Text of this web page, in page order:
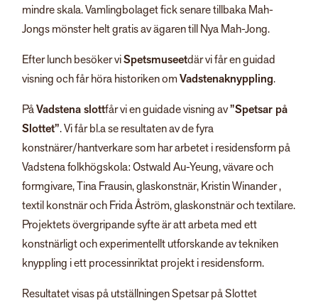
mindre skala. Vamlingbolaget fick senare tillbaka Mah-
Jongs mönster helt gratis av ägaren till Nya Mah-Jong.
Efter lunch besöker viSpetsmuseetdär vi får en guidad
visning och får höra historiken omVadstenaknyppling.
PåVadstena slottfår vi en guidade visning av”Spetsar på
Slottet”. Vi får bl.a se resultaten av de fyra
konstnärer/hantverkare som har arbetet i residensform på
Vadstena folkhögskola: Ostwald Au-Yeung, vävare och
formgivare, Tina Frausin, glaskonstnär, Kristin Winander ,
textil konstnär och Frida Åström, glaskonstnär och textilare.
Projektets övergripande syfte är att arbeta med ett
konstnärligt och experimentellt utforskande av tekniken
knyppling i ett processinriktat projekt i residensform.
Resultatet visas på utställningen Spetsar på Slottet